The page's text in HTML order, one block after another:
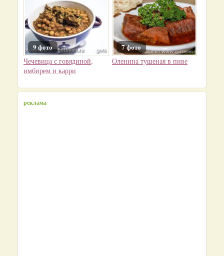
9 фото
Чечевица с говядиной,
имбирем и карри
7 фото
Оленина тушеная в пиве
реклама